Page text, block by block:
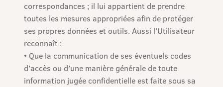
correspondances ; il lui appartient de prendre
toutes les mesures appropriées afin de protéger
ses propres données et outils. Aussi l’Utilisateur
reconnaît :
• Que la communication de ses éventuels codes
d’accès ou d’une manière générale de toute
information jugée confidentielle est faite sous sa